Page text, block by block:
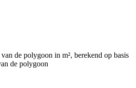
de polygoon in m², berekend op basis
de polygoon